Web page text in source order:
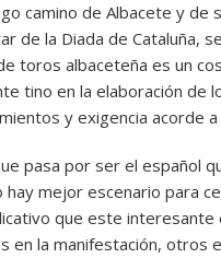
camino de Albacete y de
de la Diada de Cataluña,
toros albaceteña es un
tino en la elaboración de
y exigencia acorde
pasa por ser el español
hay mejor escenario para
que este interesante
en la manifestación, otros